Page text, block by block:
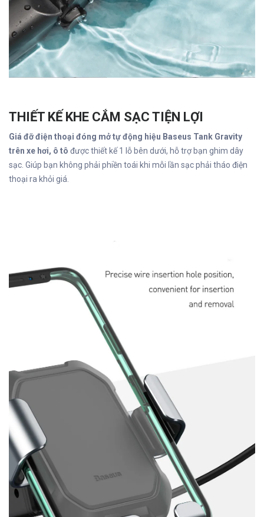
THIẾT KẾ KHE CẮM SẠC TIỆN LỢI
Giá đỡ điện thoại đóng mở tự động hiệu Baseus Tank Gravity
trên xe hơi, ô tô được thiết kế 1 lỗ bên dưới, hỗ trợ bạn ghim dây
sạc. Giúp bạn không phải phiền toái khi mỗi lần sạc phải tháo điện
thoại ra khỏi giá.